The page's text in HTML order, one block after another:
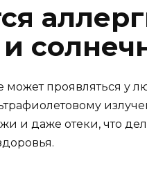
проявляться у
и даже отеки, что